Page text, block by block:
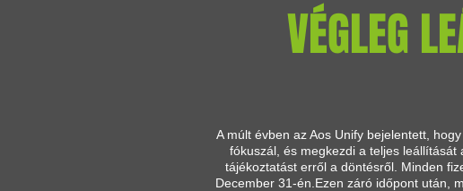
VÉGLEG
A múlt évben az Aos Unify bejelentett,
fókuszál, és megkezdi a teljes
tájékoztatást erről a döntésről. Minden
December 31-én.Ezen záró időpont után,